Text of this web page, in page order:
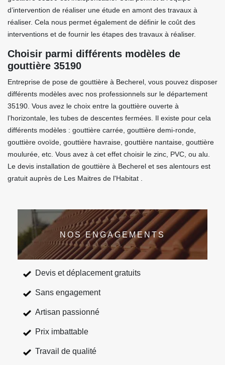
d’intervention de réaliser une étude en amont des travaux à
réaliser. Cela nous permet également de définir le coût des
interventions et de fournir les étapes des travaux à réaliser.
Choisir parmi différents modèles de
gouttière 35190
Entreprise de pose de gouttière à Becherel, vous pouvez disposer
différents modèles avec nos professionnels sur le département
35190. Vous avez le choix entre la gouttière ouverte à
l’horizontale, les tubes de descentes fermées. Il existe pour cela
différents modèles : gouttière carrée, gouttière demi-ronde,
gouttière ovoïde, gouttière havraise, gouttière nantaise, gouttière
moulurée, etc. Vous avez à cet effet choisir le zinc, PVC, ou alu.
Le devis installation de gouttière à Becherel et ses alentours est
gratuit auprès de Les Maitres de l'Habitat .
NOS ENGAGEMENTS
Devis et déplacement gratuits
Sans engagement
Artisan passionné
Prix imbattable
Travail de qualité